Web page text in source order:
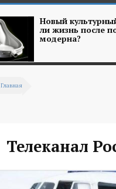
Новый
ли жизнь после
модерна?
Главная
Телеканал